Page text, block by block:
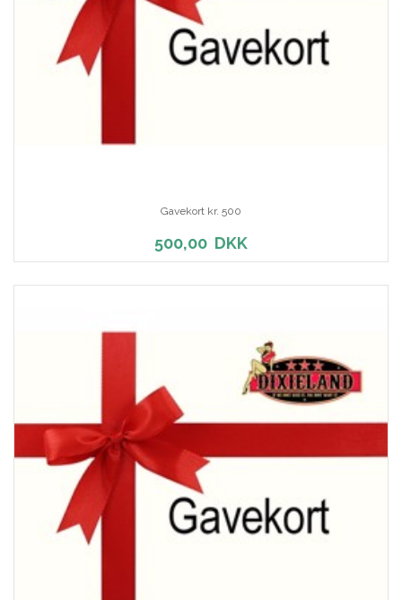
Gavekort kr. 500
500,00 DKK